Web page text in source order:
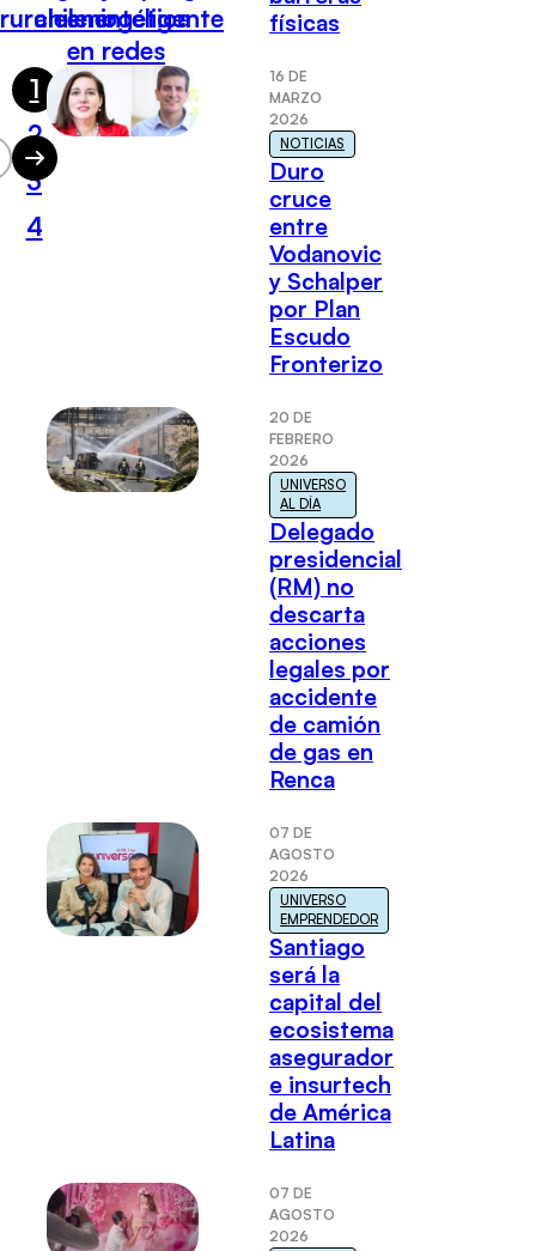
rurales
chileno
energética
en redes
inteligente
1
2
3
4
físicas
16 DE
MARZO
2026
NOTICIAS
Duro
cruce
entre
Vodanovic
y Schalper
por Plan
Escudo
Fronterizo
20 DE
FEBRERO
2026
UNIVERSO
AL DÍA
Delegado
presidencial
(RM) no
descarta
acciones
legales por
accidente
de camión
de gas en
Renca
07 DE
AGOSTO
2026
UNIVERSO
EMPRENDEDOR
Santiago
será la
capital del
ecosistema
asegurador
e insurtech
de América
Latina
07 DE
AGOSTO
2026